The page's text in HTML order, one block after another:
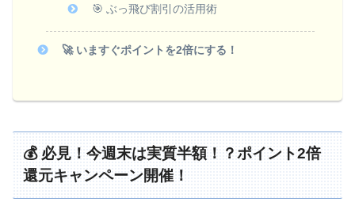
🎯 ぶっ飛び割引の活用術
🚀 いますぐポイントを2倍にする！
💰 必見！今週末は実質半額！？ポイント2倍
還元キャンペーン開催！